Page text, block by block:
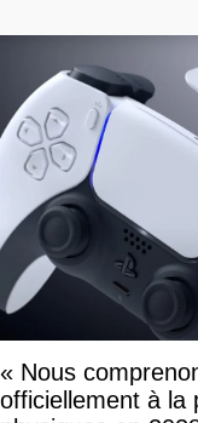
« Nous
officiellement à la